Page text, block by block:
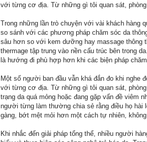
với từng cơ địa. Từ những gì tôi quan sát,
Trong những lần trò chuyện với vài khách hàng
so sánh với các phương pháp chăm sóc da
sâu hơn so với kem dưỡng hay massage thông
thermage tập trung vào nền cấu trúc bên trong
là hướng đi phù hợp hơn khi các biện pháp
Một số người ban đầu vẫn khá đắn đo khi nghe
với từng cơ địa. Từ những gì tôi quan sát,
trạng da quá mỏng hoặc đang gặp vấn đề viêm
người từng làm thường chia sẻ rằng điều họ hài
gàng, bớt mệt mỏi hơn một cách tự nhiên,
Khi nhắc đến giải pháp tổng thể, nhiều người